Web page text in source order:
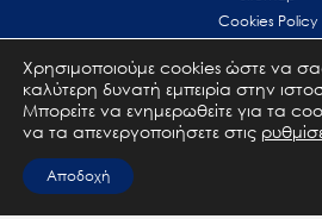
Cookies Policy
Terms of use
Επικοινωνία
Χρησιμοποιούμε cookies ώστε να
καλύτερη δυνατή εμπειρία στην
Μπορείτε να ενημερωθείτε για τα
να τα απενεργοποιήσετε στις
Αποδοχή